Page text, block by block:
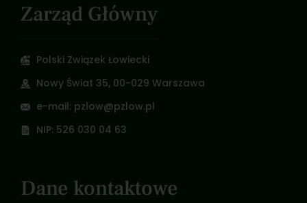
Zarząd Główny
Polski Związek Łowiecki
Nowy Świat 35, 00-029 Warszawa
e-mail: pzlow@pzlow.pl
NIP: 526 030 04 63
Dane kontaktowe